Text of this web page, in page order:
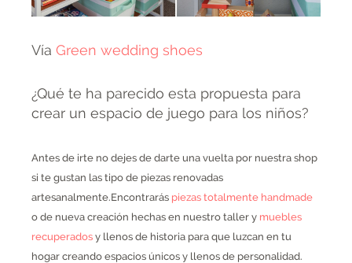
Vía Green wedding shoes
¿Qué te ha parecido esta propuesta para
crear un espacio de juego para los niños?
Antes de irte no dejes de darte una vuelta por nuestra shop
si te gustan las tipo de piezas renovadas
artesanalmente.Encontrarás piezas totalmente handmade
o de nueva creación hechas en nuestro taller y muebles
recuperados y llenos de historia para que luzcan en tu
hogar creando espacios únicos y llenos de personalidad.